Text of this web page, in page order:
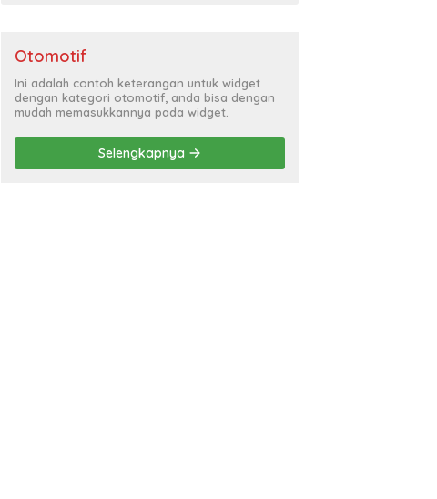
Otomotif
Ini adalah contoh keterangan untuk widget
dengan kategori otomotif, anda bisa dengan
mudah memasukkannya pada widget.
Selengkapnya